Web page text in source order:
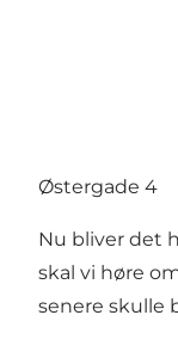
Østergade 4
Nu bliver det
skal vi høre
senere skulle